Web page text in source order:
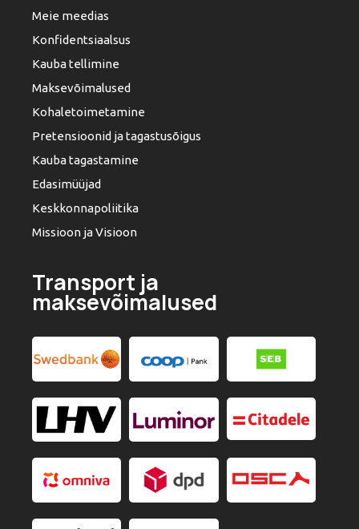
Meie meedias
Konfidentsiaalsus
Kauba tellimine
Maksevõimalused
Kohaletoimetamine
Pretensioonid ja tagastusõigus
Kauba tagastamine
Edasimüüjad
Keskkonnapoliitika
Missioon ja Visioon
Transport ja
maksevõimalused